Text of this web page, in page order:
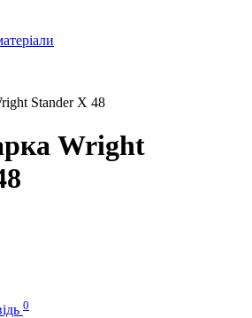
Stander X 48
Wright
0